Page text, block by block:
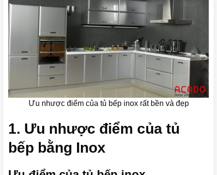
Ưu nhược điểm của tủ bếp inox rất bền và đẹp
1. Ưu nhược điểm của tủ
bếp bằng Inox